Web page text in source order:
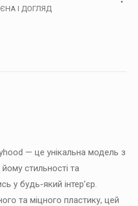
І ДОГЛЯД
— це унікальна модель з
стильності та
у будь-який інтер’єр.
та міцного пластику, цей